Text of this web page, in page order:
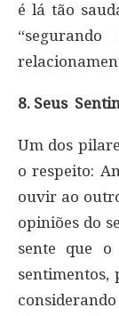
é lá tão
8. Seus
Um dos
o respeito:
ouvir ao
opiniões do
sente que o
sentimentos,